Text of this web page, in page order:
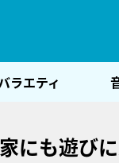
ラエティ
にも遊び